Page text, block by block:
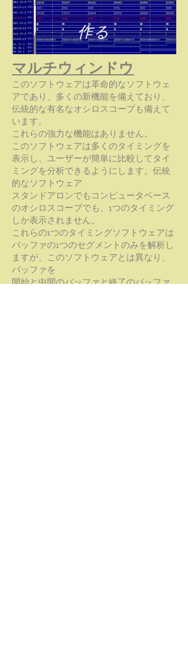
作る
マルチウィンドウ
このソフトウェアは革命的なソフトウェ
アであり、多くの新機能を備えており、
伝統的な有名なオシロスコープも備えて
います。
これらの強力な機能はありません。
このソフトウェアは多くのタイミングを
表示し、ユーザーが簡単に比較してタイ
ミングを分析できるようにします。伝統
的なソフトウェア
スタンドアロンでもコンピュータベース
のオシロスコープでも、1つのタイミング
しか表示されません。
これらの1つのタイミングソフトウェアは
バッファの1つのセグメントのみを解析し
ますが、このソフトウェアとは異なり、
バッファを
開始と中間のバッファと終了のバッファ